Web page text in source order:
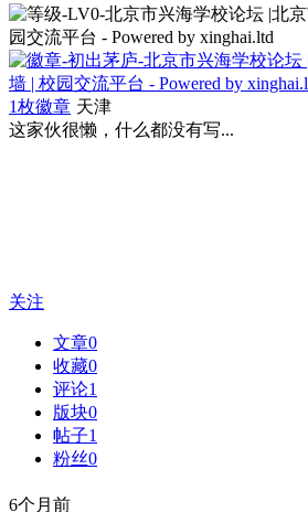
1枚徽章 天津
这家伙很懒，什么都没有写...
关注
文章0
收藏0
评论1
版块0
帖子1
粉丝0
6个月前